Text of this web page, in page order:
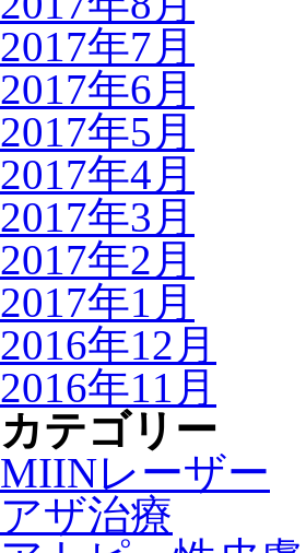
2017年7月
2017年6月
2017年5月
2017年4月
2017年3月
2017年2月
2017年1月
2016年12月
2016年11月
カテゴリー
MIINレーザー
アザ治療